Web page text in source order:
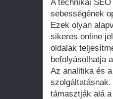
A technikai
sebességének
Ezek olyan
sikeres online
oldalak
befolyásolhatja
Az analitika és
támasztják alá